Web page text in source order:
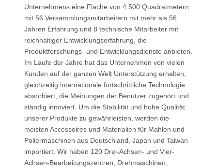
Unternehmens eine Fläche von 4.500 Quadratmetern
mit 56 Versammlungsmitarbeitern mit mehr als 56
Jahren Erfahrung und 8 technische Mitarbeiter mit
reichhaltiger Entwicklungserfahrung, die
Produktforschungs- und Entwicklungsdienste anbieten.
Im Laufe der Jahre hat das Unternehmen von vielen
Kunden auf der ganzen Welt Unterstützung erhalten,
gleichzeitig internationale fortschrittliche Technologie
absorbiert, die Meinungen der Benutzer zugehört und
ständig innoviert. Um die Stabilität und hohe Qualität
unserer Produkte zu gewährleisten, werden die
meisten Accessoires und Materialien für Mahlen und
Poliermaschinen aus Deutschland, Japan und Taiwan
importiert. Wir haben 120 Drei-Achsen- und Vier-
Achsen-Bearbeitungszentren, Drehmaschinen,